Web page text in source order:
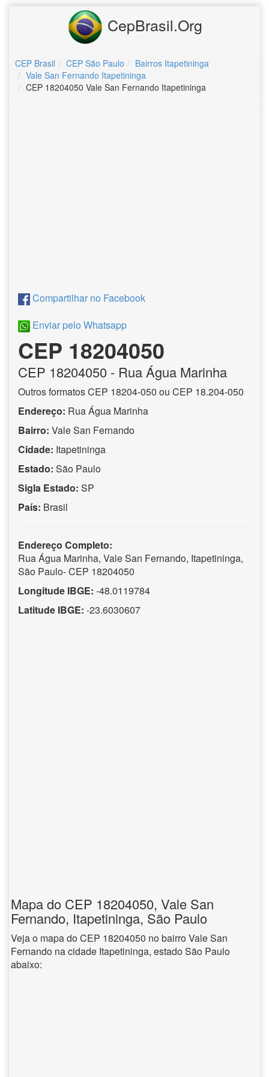
CepBrasil.Org
CEP Brasil CEP São Paulo
Bairros Itapetininga
Vale San Fernando Itapetininga
CEP 18204050 Vale San Fernando Itapetininga
Compartilhar no Facebook
Enviar pelo Whatsapp
CEP 18204050
CEP 18204050 - Rua Água Marinha
Outros formatos CEP 18204-050 ou CEP 18.204-050
Endereço: Rua Água Marinha
Bairro: Vale San Fernando
Cidade: Itapetininga
Estado: São Paulo
Sigla Estado: SP
País: Brasil
Endereço Completo:
Rua Água Marinha, Vale San Fernando, Itapetininga,
São Paulo- CEP 18204050
Longitude IBGE: -48.0119784
Latitude IBGE: -23.6030607
Mapa do CEP 18204050, Vale San
Fernando, Itapetininga, São Paulo
Veja o mapa do CEP 18204050 no bairro Vale San
Fernando na cidade Itapetininga, estado São Paulo
abaixo: